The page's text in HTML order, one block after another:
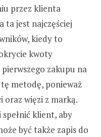
przez klienta
ta jest najczęściej
kiedy to
kwoty
zakupu na
metodę, ponieważ
oraz więzi z marką.
klient, aby
być także zapis do